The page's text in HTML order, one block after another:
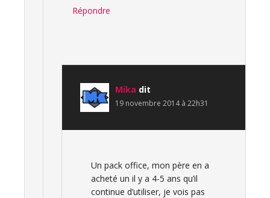
Répondre
Mika dit
19 novembre 2014 à 22h31
Un pack office, mon père en a
acheté un il y a 4-5 ans qu’il
continue d’utiliser, je vois pas